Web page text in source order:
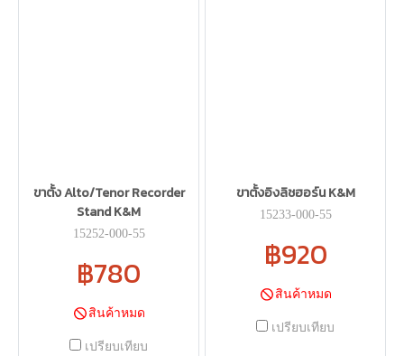
ขาตั้ง Alto/Tenor Recorder
Stand K&M
15252-000-55
฿780
สินค้าหมด
เปรียบเทียบ
ขาตั้งอิงลิชฮอร์น K&M
15233-000-55
฿920
สินค้าหมด
เปรียบเทียบ